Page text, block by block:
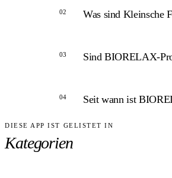
02 Was sind Kleinsche
Die Kleinschen Felder
03 Sind BIORELAX-
BIORELAX
04 Seit wann ist
ANTWORT
Die German Health
DIESE APP IST GELISTET IN
Kategorien